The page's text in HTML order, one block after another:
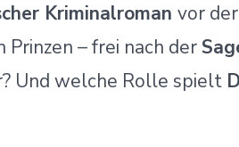
Kriminalroman vor
Prinzen – frei nach der
Und welche Rolle spielt